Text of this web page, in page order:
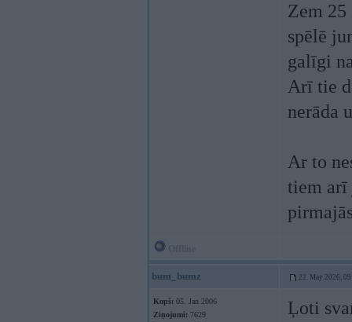
Zem
spēlē
galīgi
Arī tie
nerāda
Ar to
tiem arī
bum_bumz 22. May 2026,
Kopš: 05. Jan 2006
Ziņojumi: 7629
Ļoti